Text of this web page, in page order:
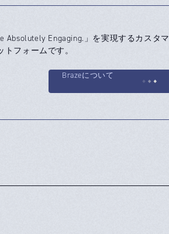
Absolutely Engaging.」を実現するカスタマ
フォームです。
Brazeについて